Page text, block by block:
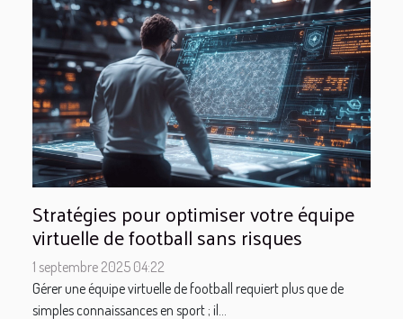
Stratégies pour optimiser votre équipe
virtuelle de football sans risques
1 septembre 2025 04:22
Gérer une équipe virtuelle de football requiert plus que de
simples connaissances en sport ; il...